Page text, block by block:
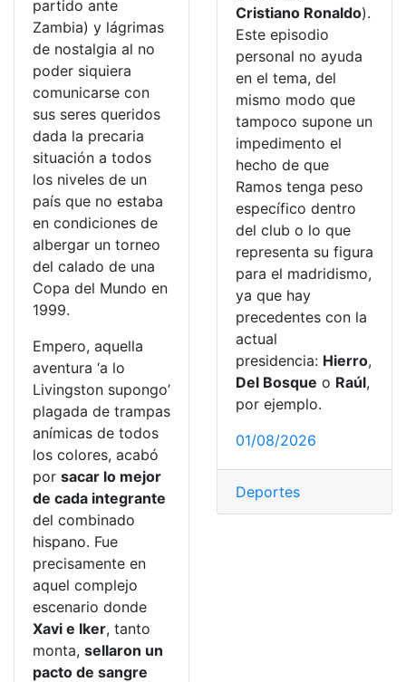
partido ante
Zambia) y lágrimas
de nostalgia al no
poder siquiera
comunicarse con
sus seres queridos
dada la precaria
situación a todos
los niveles de un
país que no estaba
en condiciones de
albergar un torneo
del calado de una
Copa del Mundo en
1999.
Empero, aquella
aventura ‘a lo
Livingston supongo’
plagada de trampas
anímicas de todos
los colores, acabó
por sacar lo mejor
de cada integrante
del combinado
hispano. Fue
precisamente en
aquel complejo
escenario donde
Xavi e Iker, tanto
monta, sellaron un
pacto de sangre
Cristiano Ronaldo).
Este episodio
personal no ayuda
en el tema, del
mismo modo que
tampoco supone un
impedimento el
hecho de que
Ramos tenga peso
específico dentro
del club o lo que
representa su figura
para el madridismo,
ya que hay
precedentes con la
actual
presidencia: Hierro,
Del Bosque o Raúl,
por ejemplo.
01/08/2026
Deportes